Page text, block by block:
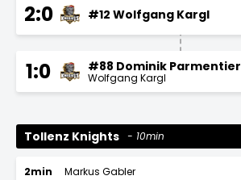
2:0 #12 Wolfgang Kargl
1:0 #88 Dominik Parmentier
Wolfgang Kargl
Tollenz Knights 10min
2min Markus Gabler